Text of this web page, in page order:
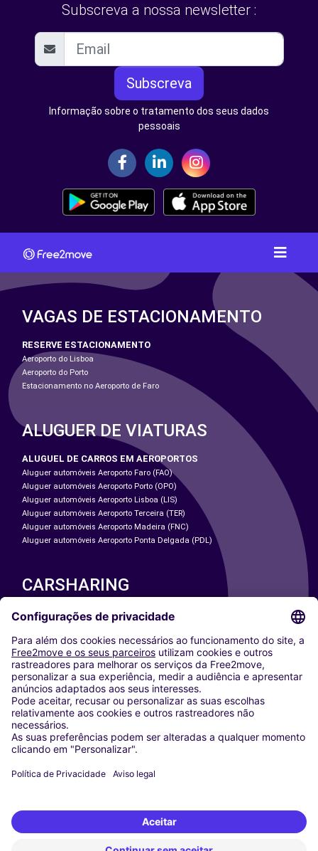
Subscreva a nossa newsletter :
Subscreva
Informação sobre o tratamento dos seus dados
pessoais
VAGAS DE ESTACIONAMENTO
RESERVE ESTACIONAMENTO
Aeroporto do Lisboa
Aeroporto do Porto
Estacionamento no Aeroporto de Faro
ALUGUER DE VIATURAS
ALUGUEL DE CARROS EM AEROPORTOS
Aluguer automóveis Aeroporto Faro (FAO)
Aluguer automóveis Aeroporto Porto (OPO)
Aluguer automóveis Aeroporto Lisboa (LIS)
Aluguer automóveis Aeroporto Terceira (TER)
Aluguer automóveis Aeroporto Madeira (FNC)
Aluguer automóveis Aeroporto Ponta Delgada (PDL)
CARSHARING
NOSSAS CIDADES
Washington DC
Milan
Rome
Turin
Vienna
Berlin
Cologne
Dusseldorf
Frankfurt
Munich